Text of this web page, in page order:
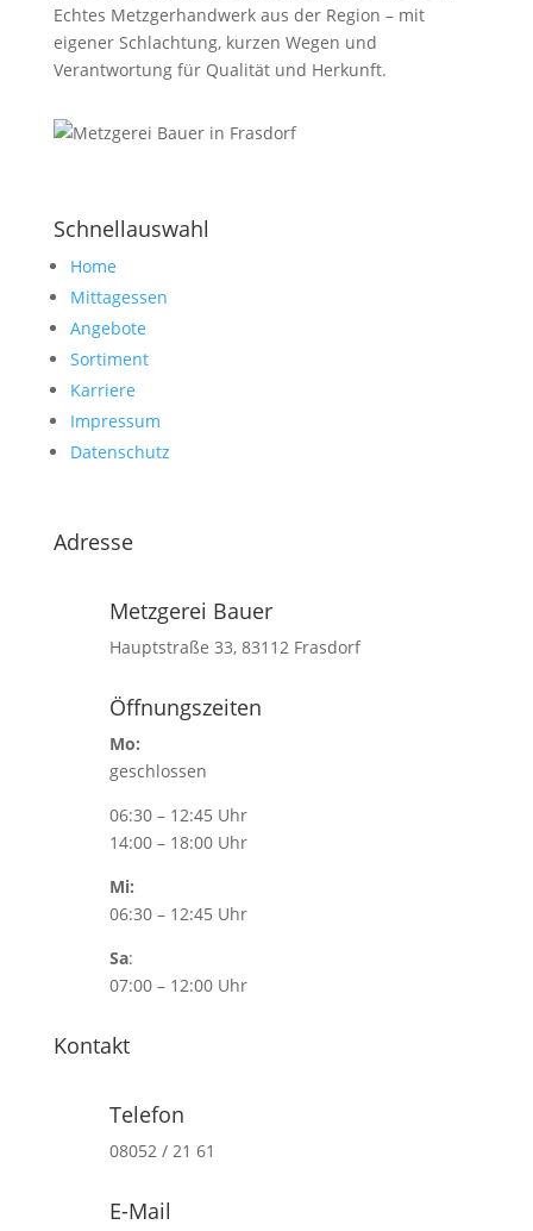
Echtes Metzgerhandwerk aus der Region – mit
eigener Schlachtung, kurzen Wegen und
Verantwortung für Qualität und Herkunft.
Schnellauswahl
Home
Mittagessen
Angebote
Sortiment
Karriere
Impressum
Datenschutz
Adresse
Metzgerei Bauer
Hauptstraße 33, 83112 Frasdorf
Öffnungszeiten
Mo:
geschlossen
06:30 – 12:45 Uhr
14:00 – 18:00 Uhr
Mi:
06:30 – 12:45 Uhr
Sa:
07:00 – 12:00 Uhr
Kontakt
Telefon
08052 / 21 61
E-Mail